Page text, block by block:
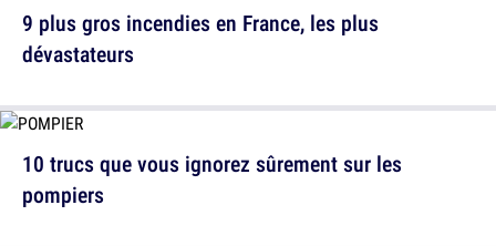
10 trucs que vous ignorez sûrement sur les
pompiers
9 plus gros incendies en France, les plus
dévastateurs